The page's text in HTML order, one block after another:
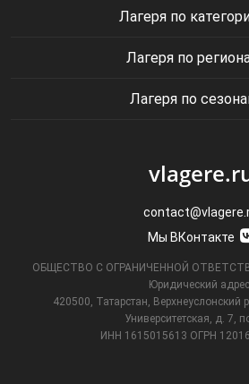
Лагеря по
Лагеря по
Лагеря по
Мы ВКонтакте
ОБЩЕСТВО С ОГРАНИЧЕННОЙ
Юридический
420500, Татарстан, Верхнеуслонский
Университетская,
д. 7,
ИНН 1615015613 ОГРН